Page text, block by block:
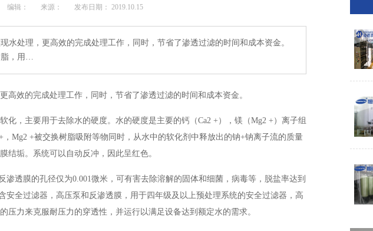
编辑： 来源： 发布日期： 2019.10.15
水处理，更高效的完成处理工作，同时，节省了渗透过滤的时间和成本资金。
脂，用…
高效的完成处理工作，同时，节省了渗透过滤的时间和成本资金。
化，主要用于去除水的硬度。水的硬度是主要的钙（Ca2 +），镁（Mg2 +）离子组
Mg2 +被交换树脂吸附等物同时，从水中的软化剂中释放出的钠+钠离子流的质量
结垢。系统可以自动反冲，因此呈红色。
渗透膜的孔径仅为0.001微米，可有害去除溶解的固体和细菌，病毒等，脱盐率达到
安全过滤器，高压泵和反渗透膜，用于四年级及以上预处理系统的安全过滤器，高
压力来克服耐压力的穿透性，并运行以满足设备达到额定水的需求。